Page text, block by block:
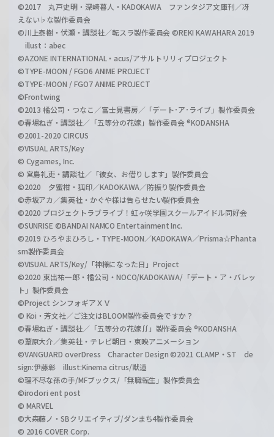
©2017 丸戸史明・深崎暮人・KADOKAWA ファンタジア文庫刊／冴
えない♭な製作委員会
©川上泰樹・伏瀬・講談社／転スラ製作委員会 ©REKI KAWAHARA 2019
illust：abec
©AZONE INTERNATIONAL・acus/アサルトリリィプロジェクト
©TYPE-MOON / FGO6 ANIME PROJECT
©TYPE-MOON / FGO7 ANIME PROJECT
©Frontwing
©2013 橘公司・つなこ／富士見書房／「デート･ア･ライブ」製作委員会
©春場ねぎ・講談社／「五等分の花嫁」製作委員会 ®KODANSHA
©2001-2020 CIRCUS
©VISUAL ARTS/Key
© Cygames, Inc.
© 宮島礼吏・講談社／「彼女、お借りします」製作委員会
©2020 夕蜜柑・狐印／KADOKAWA／防振り製作委員会
©赤坂アカ／集英社・かぐや様は告らせたい製作委員会
©2020 プロジェクトラブライブ！虹ヶ咲学園スクールアイドル同好会
©SUNRISE ©BANDAI NAMCO Entertainment Inc.
©2019 ひろやまひろし・TYPE-MOON／KADOKAWA／Prisma☆Phanta
sm製作委員会
©VISUAL ARTS/Key/「神様になった日」Project
©2020 東出祐一郎・橘公司・NOCO/KADOKAWA/「デート・ア・バレッ
ト」製作委員会
©Project シンフォギアＸＶ
© Koi・芳文社／ご注文はBLOOM製作委員会ですか？
©春場ねぎ・講談社／「五等分の花嫁∬」製作委員会 ®KODANSHA
©葦原大介／集英社・テレビ朝日・東映アニメーション
©VANGUARD overDress Character Design ©2021 CLAMP・ST de
sign:伊藤彰 illust:Kinema citrus/獣道
©理不尽な孫の手/MFブックス/「無職転生」製作委員会
©irodori ent post
© MARVEL
©大森藤ノ・SBクリエイティブ/ダンまち4製作委員会
© 2016 COVER Corp.